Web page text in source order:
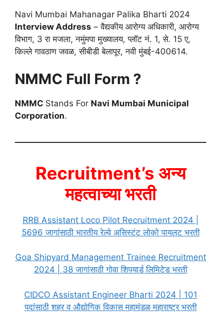
Navi Mumbai Mahanagar Palika Bharti 2024
Interview Address – वैद्यकीय आरोग्य अधिकारी, आरोग्य
विभाग, 3 रा मजला, नमुंमपा मुख्यालय, प्लॉट नं. 1, से. 15 ए,
किल्ले गावठाण जवळ, सीबीडी बेलापूर, नवी मुंबई-400614.
NMMC Full Form ?
NMMC Stands For Navi Mumbai Municipal
Corporation.
Recruitment’s अन्य
महत्वाच्या भरती
RRB Assistant Loco Pilot Recruitment 2024 |
5696 जागांसाठी भारतीय रेल्वे असिस्टंट लोको पायलट भरती
Goa Shipyard Management Trainee Recruitment
2024 | 38 जागांसाठी गोवा शिपयार्ड लिमिटेड भरती
CIDCO Assistant Engineer Bharti 2024 | 101
पदांसाठी शहर व औद्योगिक विकास महामंडळ महाराष्ट्र भरती